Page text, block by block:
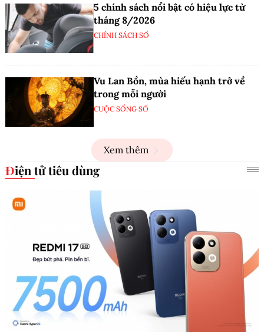
5 chính sách nổi bật có hiệu lực từ
tháng 8/2026
CHÍNH SÁCH SỐ
Vu Lan Bồn, mùa hiếu hạnh trở về
trong mỗi người
CUỘC SỐNG SỐ
Xem thêm
Điện tử tiêu dùng